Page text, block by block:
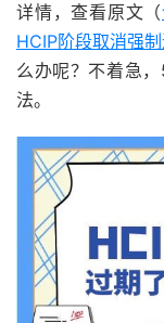
详情，查看原文（
HCIP阶段取消强制
么办呢？不着急
法。